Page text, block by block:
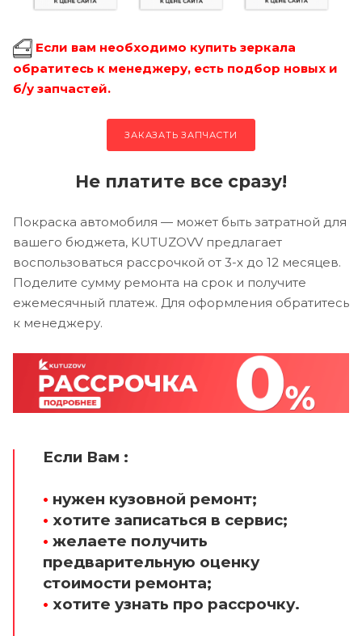
Если вам необходимо купить зеркала
обратитесь к менеджеру, есть подбор новых и
б/у запчастей.
ЗАКАЗАТЬ ЗАПЧАСТИ
Не платите все сразу!
Покраска автомобиля — может быть затратной для
вашего бюджета, KUTUZOVV предлагает
воспользоваться рассрочкой от 3-х до 12 месяцев.
Поделите сумму ремонта на срок и получите
ежемесячный платеж. Для оформления обратитесь
к менеджеру.
Если Вам :
• нужен кузовной ремонт;
• хотите записаться в сервис;
• желаете получить
предварительную оценку
стоимости ремонта;
• хотите узнать про рассрочку.